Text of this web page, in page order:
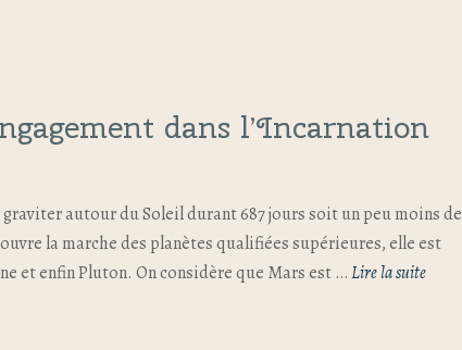
dans l’Incarnation
autour du Soleil durant 687 jours soit un peu moins de
la marche des planètes qualifiées supérieures, elle est
et enfin Pluton. On considère que Mars est …Lire la suite